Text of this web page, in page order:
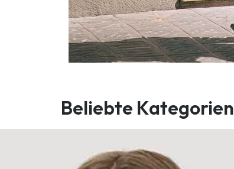
Beliebte Kategorien